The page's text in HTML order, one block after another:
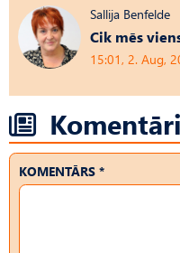
Sallija Benfelde
Cik mēs
15:01, 2. Aug,
Komentāri
KOMENTĀRS *